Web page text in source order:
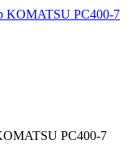
PC400-7